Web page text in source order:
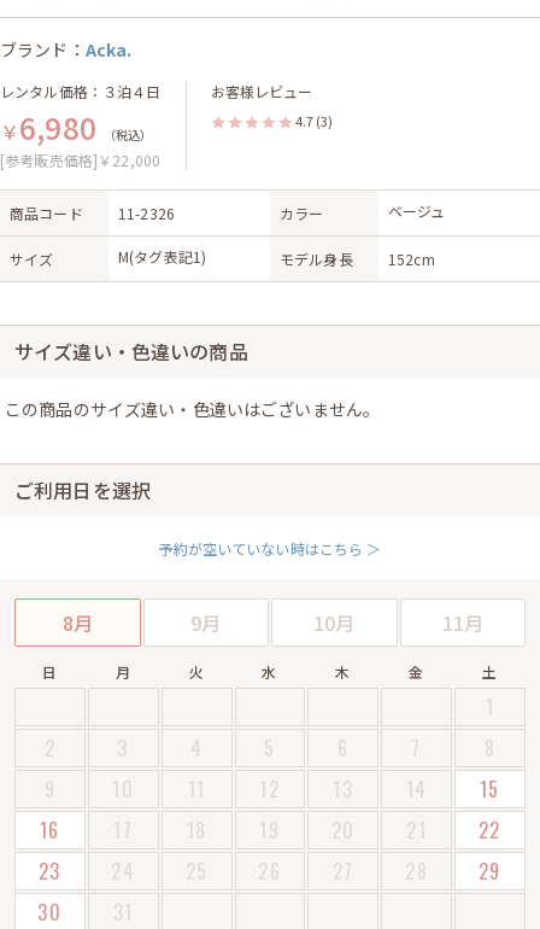
ブランド： Acka.
レンタル価格：３泊４日
￥6,980 （税込）
[参考販売価格]￥22,000
お客様レビュー
4.7 (3)
商品コード 11-2326 カラー ベージュ
サイズ M(タグ表記1) モデル身長 152cm
サイズ違い・色違いの商品
この商品のサイズ違い・色違いはございません。
ご利用日を選択
予約が空いていない時はこちら ＞
8月 9月 10月 11月
日 月 火 水 木 金 土
1
2
3 4 5 6 7
8
9
10 11 12 13 14
15
16
17 18 19 20 21
22
23
24 25 26 27 28
29
30
31